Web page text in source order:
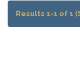
Results 1-1 of 1